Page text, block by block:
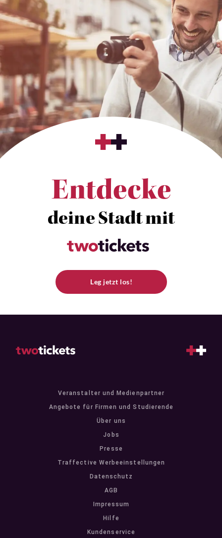
Entdecke
deine Stadt mit
Leg jetzt los!
Veranstalter und Medienpartner
Angebote für Firmen und Studierende
Über uns
Jobs
Presse
Traffective Werbeeinstellungen
Datenschutz
AGB
Impressum
Hilfe
Kundenservice